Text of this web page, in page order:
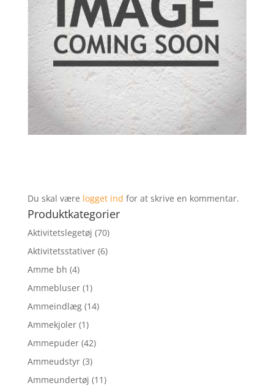
Du skal være logget ind for at skrive en kommentar.
Produktkategorier
Aktivitetslegetøj (70)
Aktivitetsstativer (6)
Amme bh (4)
Ammebluser (1)
Ammeindlæg (14)
Ammekjoler (1)
Ammepuder (42)
Ammeudstyr (3)
Ammeundertøj (11)